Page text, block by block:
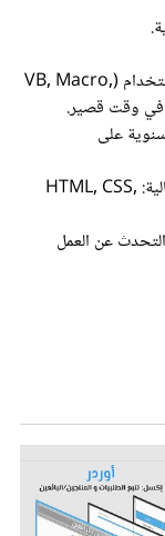
@ إنشاء تطبيقات و برامج ميكروسوفت إكسل باستخدام (VB, Macro,
على
# لدي بعض المعارف الأساسية في لغات الويب التالية: HTML, CSS,
عن العمل